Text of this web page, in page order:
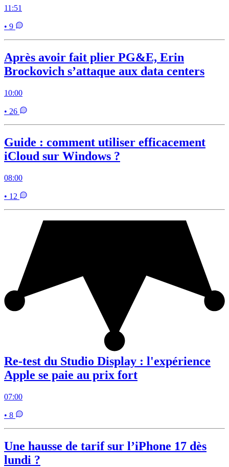
11:51
• 9
Après avoir fait plier PG&E, Erin
Brockovich s’attaque aux data centers
10:00
• 26
Guide : comment utiliser efficacement
iCloud sur Windows ?
08:00
• 12
Re-test du Studio Display : l'expérience
Apple se paie au prix fort
07:00
• 8
Une hausse de tarif sur l’iPhone 17 dès
lundi ?